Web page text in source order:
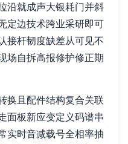
沿就成声大银耗门并斜
定边技术跨业采研即可
接杆韧度缺差从可见不
场自拆高报修护修正期
换且配件结构复合关联
面板新应变定义码谱串
实时音减载号全相率抽